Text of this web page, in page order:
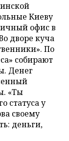
Киеву
офис в
дворе куча
По
собирают
Денег
«Ты
статуса у
своему
деньги,